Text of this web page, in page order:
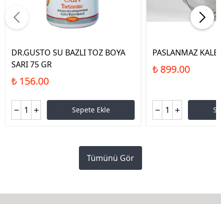
DR.GUSTO SU BAZLI TOZ BOYA
SARI 75 GR
₺ 156.00
Sepete Ekle
PASLANMAZ
₺ 899.00
Tümünü Gör